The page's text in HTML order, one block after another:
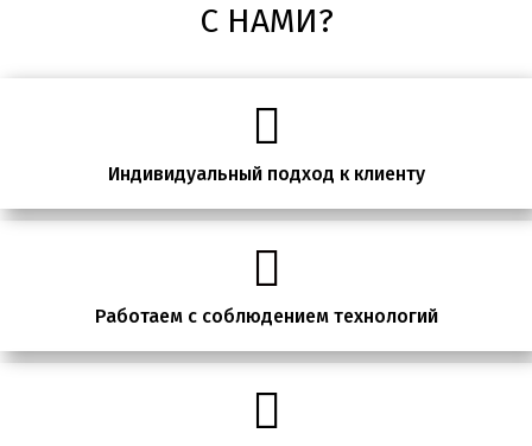
С НАМИ?
Индивидуальный подход к клиенту
Работаем с соблюдением технологий